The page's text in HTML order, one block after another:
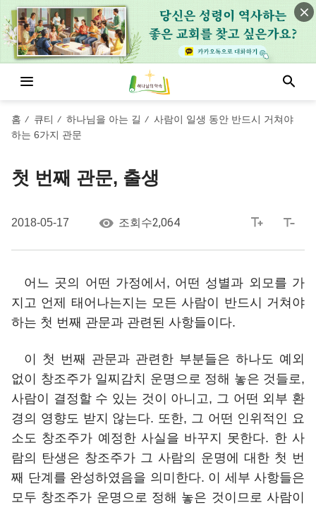
홈 / 큐티 / 하나님을 아는 길 / 사람이 일생 동안 반드시 거쳐야
하는 6가지 관문
첫 번째 관문, 출생
2018-05-17 조회수2,064
어느 곳의 어떤 가정에서, 어떤 성별과 외모를 가
지고 언제 태어나는지는 모든 사람이 반드시 거쳐야
하는 첫 번째 관문과 관련된 사항들이다.
이 첫 번째 관문과 관련한 부분들은 하나도 예외
없이 창조주가 일찌감치 운명으로 정해 놓은 것들로,
사람이 결정할 수 있는 것이 아니고, 그 어떤 외부 환
경의 영향도 받지 않는다. 또한, 그 어떤 인위적인 요
소도 창조주가 예정한 사실을 바꾸지 못한다. 한 사
람의 탄생은 창조주가 그 사람의 운명에 대한 첫 번
째 단계를 완성하였음을 의미한다. 이 세부 사항들은
모두 창조주가 운명으로 정해 놓은 것이므로 사람이